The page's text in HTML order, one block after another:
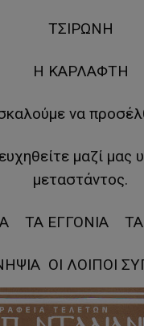
ΤΣΙΡΩΝΗ
Η ΚΑΡΛΑΦΤΗ
να
μαζί μας
μεταστάντος.
ΤΑ ΕΓΓΟΝΙΑ ΤΑ
ΟΙ ΛΟΙΠΟΙ